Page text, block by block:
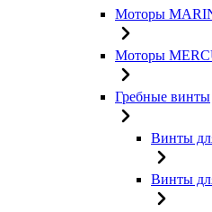
Моторы
Моторы
Гребные винты
Винты
Винты